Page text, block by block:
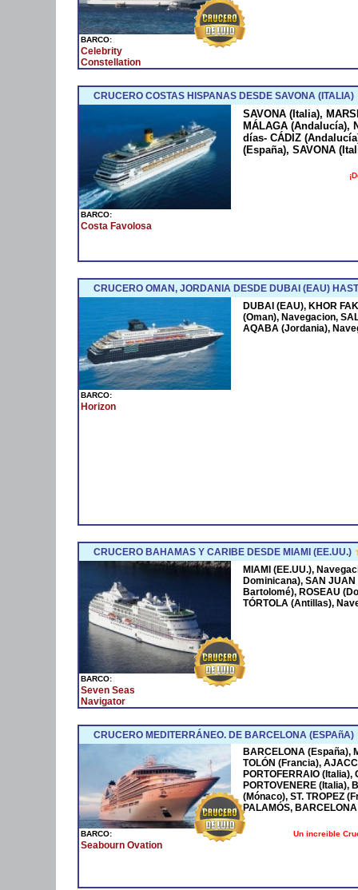
BARCO:
Celebrity
Constellation
CRUCERO COSTAS HISPANAS DESDE SAVONA (ITALIA)
BARCO:
Costa Favolosa
SAVONA (Italia),
MÁLAGA (Andalucía),
días- CÁDIZ
(España), SAVONA
CRUCERO OMAN, JORDANIA DESDE DUBAI (EAU)
BARCO:
Horizon
DUBAI (EAU), KHOR
(Oman), Navegacion,
AQABA (Jordania),
CRUCERO BAHAMAS Y CARIBE DESDE MIAMI (EE.UU.)
BARCO:
Seven Seas
Navigator
MIAMI (EE.UU.),
Dominicana), SAN JUAN
Bartolomé), ROSEAU
TÓRTOLA (Antillas),
CRUCERO MEDITERRÁNEO. DE BARCELONA (ESPAñA)
BARCO:
Seabourn Ovation
BARCELONA (España),
TOLÓN (Francia),
PORTOFERRAIO (Italia),
PORTOVENERE (Italia),
(Mónaco), ST. TROPEZ
PALAMÓS,
Un increible